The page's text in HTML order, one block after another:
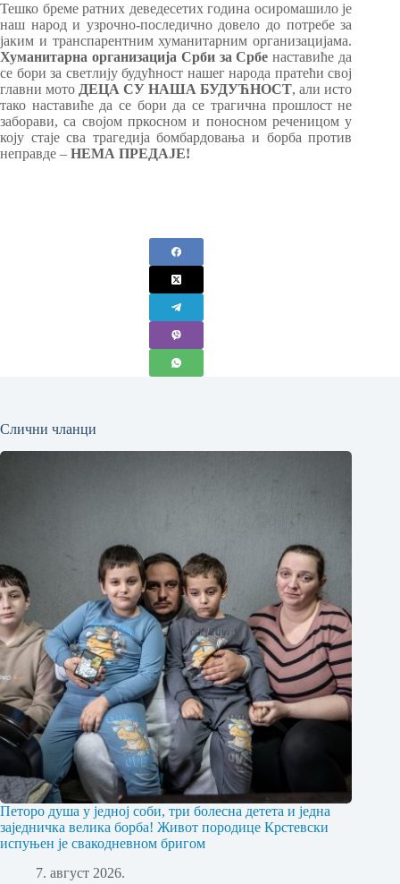
Тешко бреме ратних деведесетих година осиромашило је
наш народ и узрочно-последично довело до потребе за
јаким и транспарентним хуманитарним организацијама.
Хуманитарна организација Срби за Србе наставиће да
се бори за светлију будућност нашег народа пратећи свој
главни мото ДЕЦА СУ НАША БУДУЋНОСТ, али исто
тако наставиће да се бори да се трагична прошлост не
заборави, са својом пркосном и поносном реченицом у
коју стаје сва трагедија бомбардовања и борба против
неправде – НЕМА ПРЕДАЈЕ!
Слични чланци
Петоро душа у једној соби, три болесна детета и једна
заједничка велика борба! Живот породице Крстевски
испуњен је свакодневном бригом
7. август 2026.